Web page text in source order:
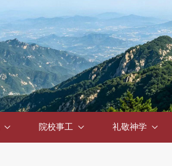
院校事工 礼敬神学